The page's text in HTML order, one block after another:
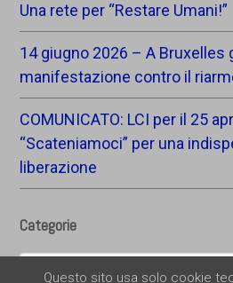
Una rete per “Restare Umani!”
14 giugno 2026 – A Bruxelles
manifestazione contro il
COMUNICATO: LCI per il 25
“Scateniamoci” per una
liberazione
Categorie
Questo sito usa solo cookie